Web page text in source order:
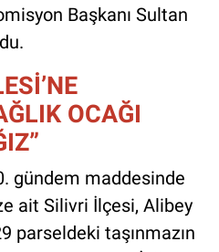
Başkanı Sultan
OCAĞI
gündem maddesinde
ait Silivri İlçesi, Alibey
parseldeki taşınmazın